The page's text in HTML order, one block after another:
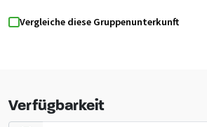
mit Kamin und TV. Draußen gibt es viele
überdachten Terrasse, Grillmöglichkeiten,
perfekte Ort für Gruppen, um gemeinsam zu
Vergleiche diese Gruppenunterkunft
Verfügbarkeit